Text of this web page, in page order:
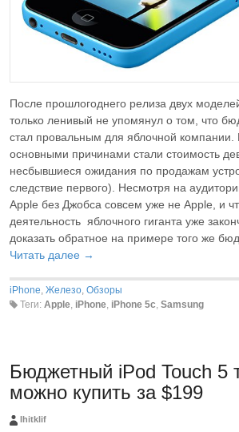
После прошлогоднего релиза двух
только ленивый не упомянул о том, что
стал провальным для яблочной компании.
основными причинами стали стоимость
несбывшиеся ожидания по продажам
следствие первого). Несмотря на
Apple без Джобса совсем уже не Apple, и
деятельность яблочного гиганта уже
доказать обратное на примере того же
Читать далее →
iPhone Железо Обзоры
Теги: Apple iPhone iPhone 5c Samsung
Бюджетный iPod Touch 5
можно купить за $199
Ihitklif